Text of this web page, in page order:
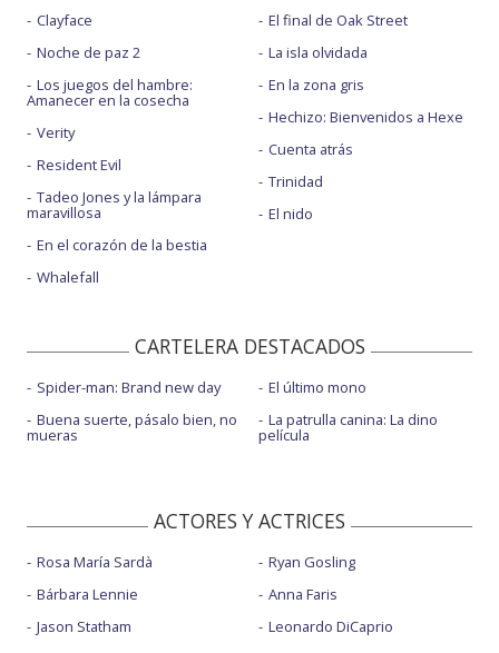
Clayface
Noche de paz 2
Los juegos del hambre:
Amanecer en la cosecha
Verity
Resident Evil
Tadeo Jones y la lámpara
maravillosa
En el corazón de la bestia
Whalefall
El final de Oak Street
La isla olvidada
En la zona gris
Hechizo: Bienvenidos a Hexe
Cuenta atrás
Trinidad
El nido
CARTELERA DESTACADOS
Spider-man: Brand new day
Buena suerte, pásalo bien, no
mueras
El último mono
La patrulla canina: La dino
película
ACTORES Y ACTRICES
Rosa María Sardà
Bárbara Lennie
Jason Statham
Ryan Gosling
Anna Faris
Leonardo DiCaprio